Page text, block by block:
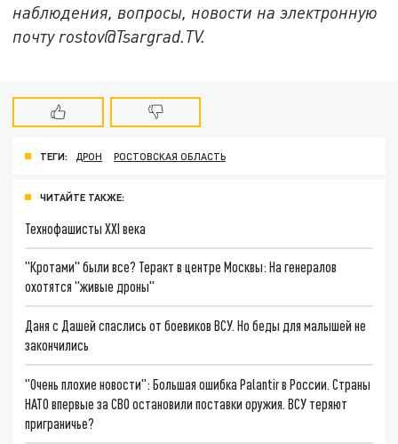
наблюдения, вопросы, новости на электронную
почту rostov@Tsargrad.ТV.
ТЕГИ: ДРОН РОСТОВСКАЯ ОБЛАСТЬ
ЧИТАЙТЕ ТАКЖЕ:
Технофашисты XXI века
"Кротами" были все? Теракт в центре Москвы: На генералов
охотятся "живые дроны"
Даня с Дашей спаслись от боевиков ВСУ. Но беды для малышей не
закончились
"Очень плохие новости": Большая ошибка Palantir в России. Страны
НАТО впервые за СВО остановили поставки оружия. ВСУ теряют
приграничье?